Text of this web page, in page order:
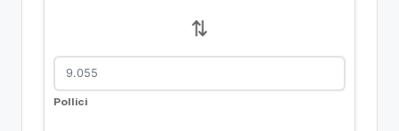
⇅
Pollici